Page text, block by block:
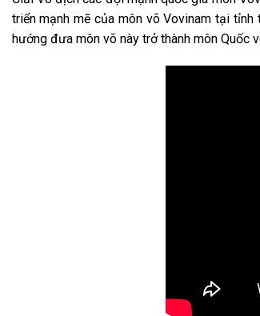
triển mạnh mẽ của môn võ Vovinam tại
hướng đưa môn võ này trở thành môn Quốc